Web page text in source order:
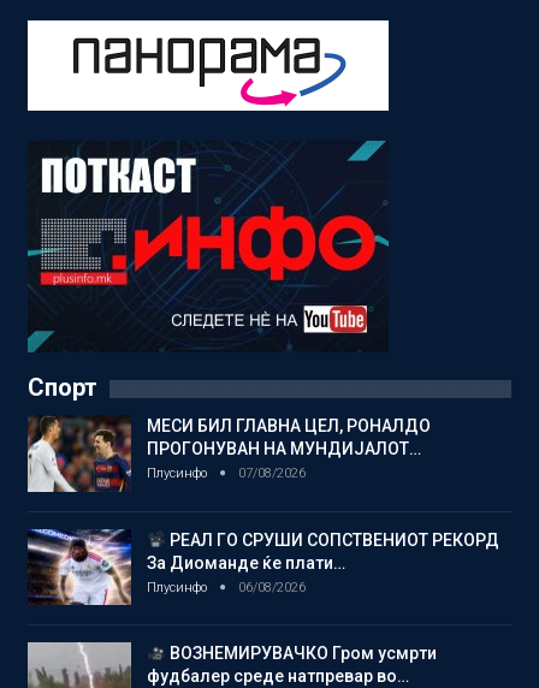
Спорт
МЕСИ БИЛ ГЛАВНА ЦЕЛ, РОНАЛДО
ПРОГОНУВАН НА МУНДИЈАЛОТ…
Плусинфо 07/08/2026
РЕАЛ ГО СРУШИ СОПСТВЕНИОТ РЕКОРД
За Диоманде ќе плати…
Плусинфо 06/08/2026
ВОЗНЕМИРУВАЧКО Гром усмрти
фудбалер среде натпревар во…